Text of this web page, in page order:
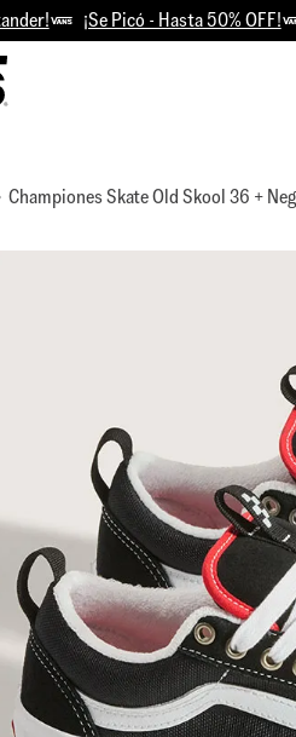
¡Se Picó - Hasta 50% OFF!
Championes Skate Old Skool 36 +